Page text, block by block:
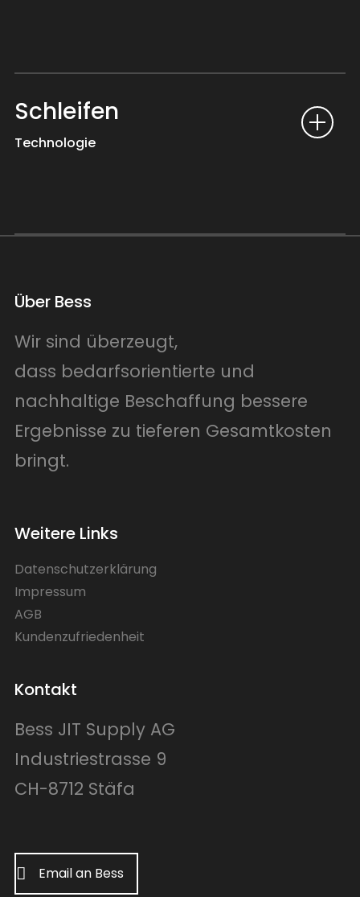
Schleifen
Technologie
Über Bess
Wir sind überzeugt,
dass bedarfsorientierte und
nachhaltige Beschaffung bessere
Ergebnisse zu tieferen Gesamtkosten
bringt.
Weitere Links
Datenschutzerklärung
Impressum
AGB
Kundenzufriedenheit
Kontakt
Bess JIT Supply AG
Industriestrasse 9
CH-8712 Stäfa
Email an Bess